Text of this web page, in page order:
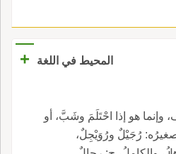
المحيط في اللغة
+
هو إذا احْتَلَمَ وشَبَّ، أو
تصغيرُه: رُجَيْلٌ ورُوَيْجِلٌ،